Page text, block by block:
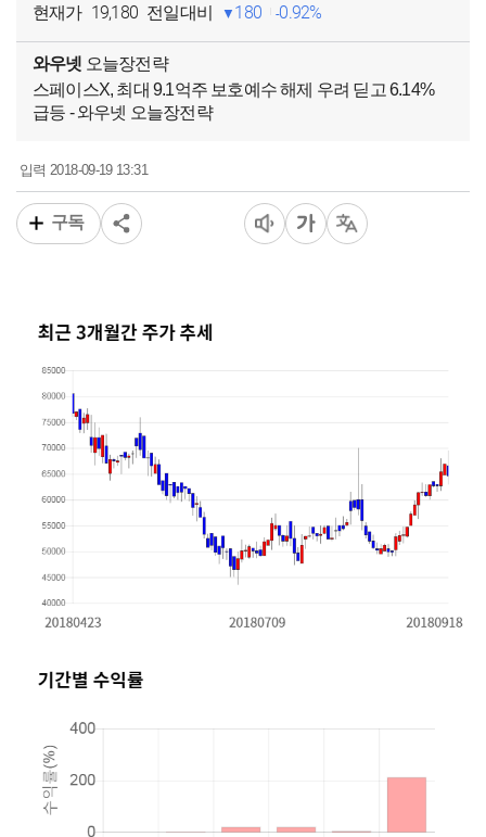
현재가 19,180 전일대비 180 0.92%
와우넷 오늘장전략
스페이스X, 최대 9.1억주 보호예수 해제 우려 딛고 6.14%
급등 - 와우넷 오늘장전략
입력 2018-09-19 13:31
구독